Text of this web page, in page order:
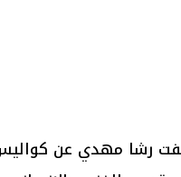
رشا مهدي عن كواليس